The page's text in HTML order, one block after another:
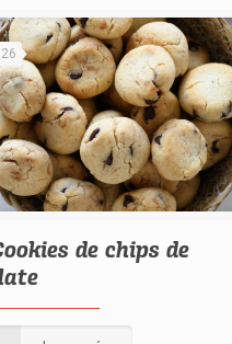
de chips de